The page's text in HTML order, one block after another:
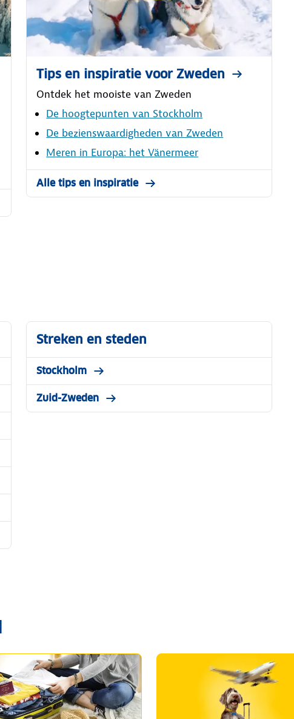
Tips en inspiratie voor Zweden
Ontdek het mooiste van Zweden
De hoogtepunten van Stockholm
De bezienswaardigheden van Zweden
Meren in Europa: het Vänermeer
Alle tips en inspiratie
Streken en steden
Stockholm
Zuid-Zweden